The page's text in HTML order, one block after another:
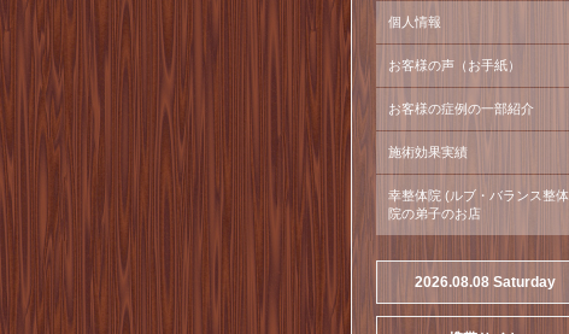
個人情報
お客様の声（お手紙）
お客様の症例の一部紹介
施術効果実績
幸整体院 (ルブ・バランス整体
院の弟子のお店
2026.08.08 Saturday